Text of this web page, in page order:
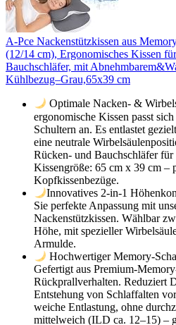
A-Pce Nackenstützkissen aus
(12/14 cm), Ergonomisches Kissen
Bauchschläfer, mit
Kühlbezug–Grau,65x39 cm
Optimale Nacken- &
ergonomische Kissen passt
Schultern an. Es entlastet
eine neutrale
Rücken- und Bauchschläfer für
Kissengröße: 65 cm x 39 cm –
Kopfkissenbezüge.
Innovatives 2-in-1
Sie perfekte Anpassung mit
Nackenstützkissen. Wählbar
Höhe, mit spezieller
Armulde.
Hochwertiger Memory-
Gefertigt aus Premium-
Rückprallverhalten. Reduziert
Entstehung von Schlaffalten
weiche Entlastung, ohne
mittelweich (ILD ca. 12–15) –